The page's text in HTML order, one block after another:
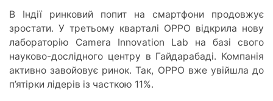
В Індії ринковий попит на смартфони продовжує
зростати. У третьому кварталі ОРРО відкрила нову
лабораторію Camera Innovation Lab на базі свого
науково-дослідного центру в Гайдарабаді. Компанія
активно завойовує ринок. Так, ОРРО вже увійшла до
п’ятірки лідерів із часткою 11%.